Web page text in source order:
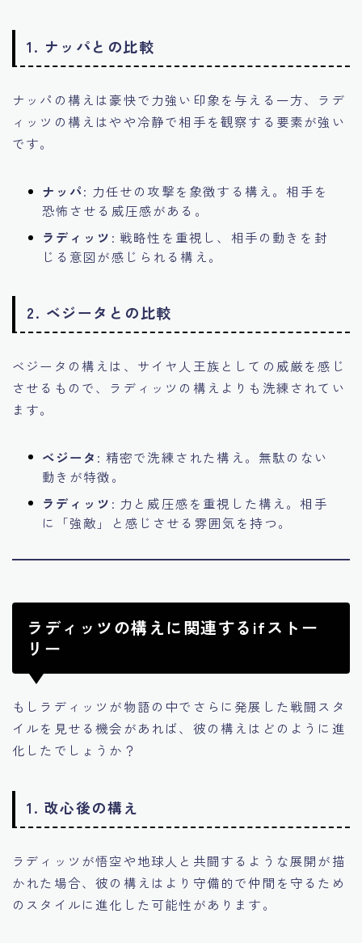
1. ナッパとの比較
ナッパの構えは豪快で力強い印象を与える一方、ラデ
ィッツの構えはやや冷静で相手を観察する要素が強い
です。
ナッパ: 力任せの攻撃を象徴する構え。相手を
恐怖させる威圧感がある。
ラディッツ : 戦略性を重視し、相手の動きを封
じる意図が感じられる構え。
2. ベジータとの比較
ベジータの構えは、サイヤ人王族としての威厳を感じ
させるもので、ラディッツの構えよりも洗練されてい
ます。
ベジータ : 精密で洗練された構え。無駄のない
動きが特徴。
ラディッツ : 力と威圧感を重視した構え。相手
に「強敵」と感じさせる雰囲気を持つ。
ラディッツの構えに関連するifストー
リー
もしラディッツが物語の中でさらに発展した戦闘スタ
イルを見せる機会があれば、彼の構えはどのように進
化したでしょうか？
1. 改心後の構え
ラディッツが悟空や地球人と共闘するような展開が描
かれた場合、彼の構えはより守備的で仲間を守るため
のスタイルに進化した可能性があります。